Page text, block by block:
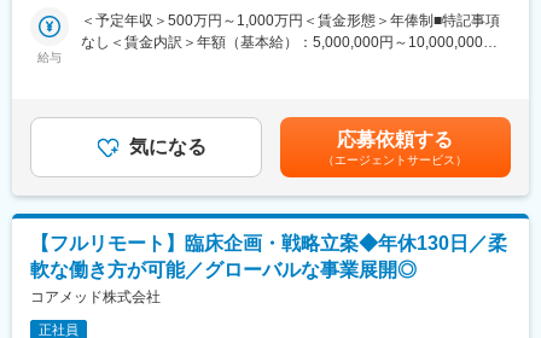
場合、お子様の通院やご都合に合わせて業務時間を調整できま
す。
・会議や打ち合わせで必要な時は大阪・東京等へ出張（宿泊も伴
います）が発生します。
※国内出張の頻度は1~3回/年です。（海外出張の可能性も一部ござ
います）
■ワークライフバランス：
同社は、個人が最大限に能力を発揮できるよう働きやすい環境作
りに注力しております。男女問わず在宅勤務が可能です。また、
女性社員も多く、産休・育休取得実績も豊富で9割以上の復職率を
案に携わる上流ポジションです。
・評価分析および各フェーズにおけるガイダンス相談用報告書の
作成
・治験相談および申請前相談に向けた戦略構築・資料作成・助言
■業務の特徴：
・プロジェクトは個人単独ではなく、社内メンバーと協働しなが
ら分担して推進しています。
・非臨床領域における戦略設計から規制対応まで関わり、開発全
体を俯瞰する視点を身につけることが可能です。
給与
＜予定年収＞500万円～1,000万円＜賃金形態＞年俸制■特記事項
なし＜賃金内訳＞年額（基本給）：5,000,000円～10,000,000円
安の金額であり、選考を通じて上下する可能性があります。月給
(月額)は固定手当を含めた表記です。
気になる 応募依頼する
（エージェントサービス）
【フルリモート】臨床企画・戦略立案◆年休130日／柔
軟な働き方が可能／グローバルな事業展開◎
コアメッド株式会社
正社員